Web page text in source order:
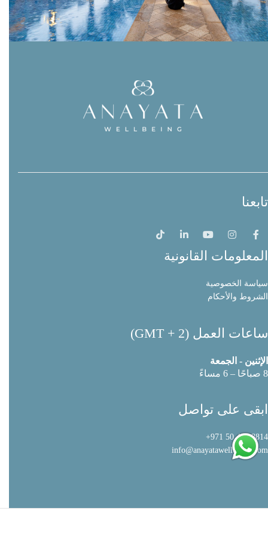
تابعنا
المعلومات القانونية
سياسة الخصوصية
الشروط والأحكام
ساعات العمل (GMT + 2)
الإثنين - الجمعة
8 صباحًا – 6 مساءً
ابقى على تواصل
8814 479 50 971+
info@anayatawellbeing.com